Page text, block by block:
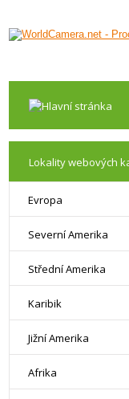
Lokality webových
Evropa
Severní Amerika
Střední Amerika
Karibik
Jižní Amerika
Afrika